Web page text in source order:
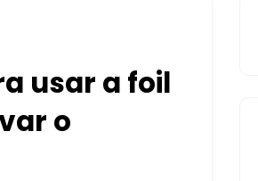
usar a foil
o